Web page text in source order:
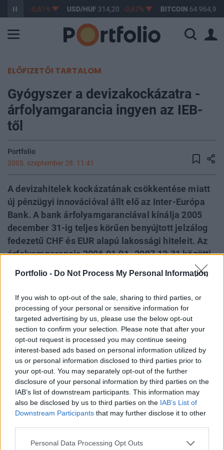
Portfolio - Do Not Process My Personal Information
If you wish to opt-out of the sale, sharing to third parties, or
processing of your personal or sensitive information for
targeted advertising by us, please use the below opt-out
section to confirm your selection. Please note that after your
opt-out request is processed you may continue seeing
interest-based ads based on personal information utilized by
us or personal information disclosed to third parties prior to
your opt-out. You may separately opt-out of the further
disclosure of your personal information by third parties on the
IAB’s list of downstream participants. This information may
also be disclosed by us to third parties on the IAB’s List of
Downstream Participants that may further disclose it to other
Personal Data Processing Opt Outs
363,17 -0,61% USD/HUF 314,20 -0,87% BITCOIN 64 964,93
ELŐFIZETŐI TARTALOM
Gyógyszer a devizakockázatra -
árfolyamgarancia ingyen az IEB-
től
Portfolio
2005. szeptember 28. 11:41
A devizahitelek kockázatának csökkentése miatt
új pénzügyi innovációval állt elő az Inter-Európa
Bank. A bank árfolyamgaranciával kínálja 2005
december 31-ig teljes körűen benyújtott jelzálog
fedezetű CHF és EUR alapú lakossági hiteleit. Az
árfolyamgarancia 2006.01.01- 2007.12.31 közötti
időszakra vonatkozik. Sikeres fogadtatás esetén a
bank megfontolja, hogy az árfolyamgarancia
időtartalmának kiterjesztését az euró hazai
bevezetéséig. Az akció ideje alatt a bank
hitelkamatai nem változtak, a kedvező
lehetőséget a bank a korábbi "árakon" kínálja.
A bank árfolyamgaranciája euróhiteleknél a 260-270
forintos ársávban érvényesül (ha az árfolyam eléri a 260
forintot 270 forintig a bank fedezi a forintgyengülés
negatív hatásait). CHF hiteleknél 175-183 forint között
vállal garanciát a bank. A garancia ingyenes. Pablo Fritz,
az IEB lakossági üzletágának vezetője elmondása szerint a
maximális árfolyamgarancia pozitív hatása...